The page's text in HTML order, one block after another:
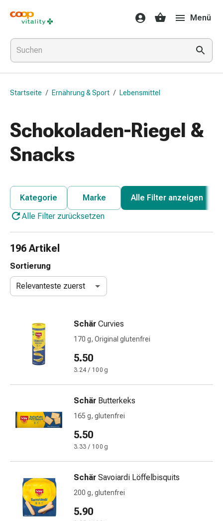
Medikamente
&
Gesundheit
Grippe
&
Erkältung
Grippe-
Erkältung
Medikamente
Husten
Inhalationsgeräte
Zubehör
Wund-
&
Brandversorgung
Kompressen
Fingerverbände
Gazen
Kompressionsbinden
Pflaster
Pflasterbinden,
&
Zubehör
Schlauch-
Verbandsmaterial
Verbrennungen
Sonnenbrand
Menü
Startseite / Ernährung & Sport / Lebensmittel
Schokoladen-Riegel &
Snacks
Kategorie Marke
Alle Filter anzeigen
Alle Filter zurücksetzen
196 Artikel
Sortierung
Relevanteste zuerst
Schär Curvies
170 g, Original glutenfrei
5.50
3.24 / 100 g
Schär Butterkeks
165 g, glutenfrei
5.50
3.33 / 100 g
Schär Savoiardi Löffelbisquits
200 g, glutenfrei
5.90